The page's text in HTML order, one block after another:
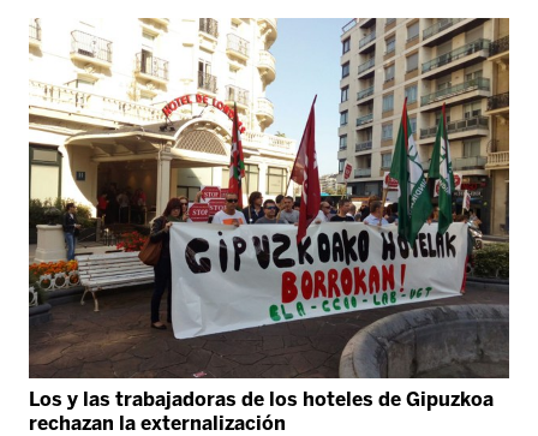
Los y las trabajadoras de los hoteles de Gipuzkoa
rechazan la externalización